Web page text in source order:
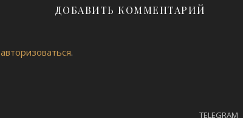
ДОБАВИТЬ КОММЕНТАРИЙ
авторизоваться.
TELEGRAM